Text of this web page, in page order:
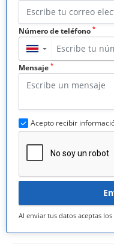
Número de teléfono *
▼
Mensaje *
Acepto recibir
Al enviar tus datos aceptas los